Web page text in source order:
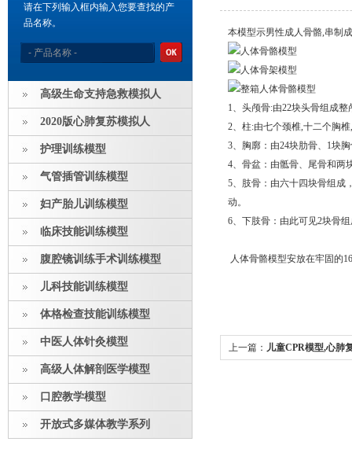
请在下列输入框内输入您要查找的产
品名称。
高级生命支持急救模拟人
2020版心肺复苏模拟人
护理训练模型
气管插管训练模型
妇产胎儿训练模型
临床技能训练模型
腹腔镜训练手术训练模型
儿科技能训练模型
体格检查技能训练模型
中医人体针灸模型
高级人体解剖医学模型
口腔教学模型
开放式多媒体教学系列
本模型示男性成人骨骼,串制
1、头颅骨:由22块头骨组成
2、柱:由七个颈椎,十二个胸
3、胸廓：由24块肋骨、1块
4、骨盆：由骶骨、尾骨和两
5、肢骨：由六十四块骨组成
动。
6、下肢骨：由此可见2块骨
人体骨骼模型安放在牢固的
上一篇： 儿童CPR模型,心肺